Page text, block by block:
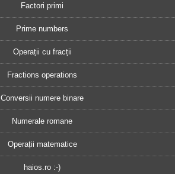
Factori primi
Prime numbers
Operații cu fracții
Fractions operations
Conversii numere binare
Numerale romane
Operații matematice
haios.ro :-)